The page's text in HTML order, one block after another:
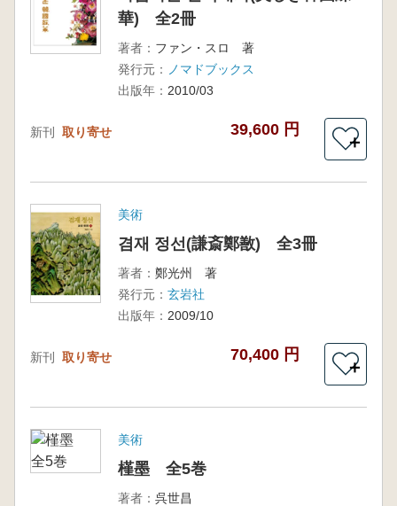
華) 全2冊
著者： ファン・スロ 著
発行元：
ノマドブックス
出版年： 2010/03
新刊 取り寄せ 39,600 円
＋
美術
겸재 정선(謙斎鄭敾) 全3冊
著者： 鄭光州 著
発行元： 玄岩社
出版年： 2009/10
新刊 取り寄せ 70,400 円
＋
美術
槿墨 全5巻
著者： 呉世昌